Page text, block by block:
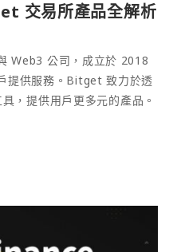
交易所產品全解析
Web3 公司，成立於 2018
提供服務。Bitget 致力於透
，提供用戶更多元的產品。